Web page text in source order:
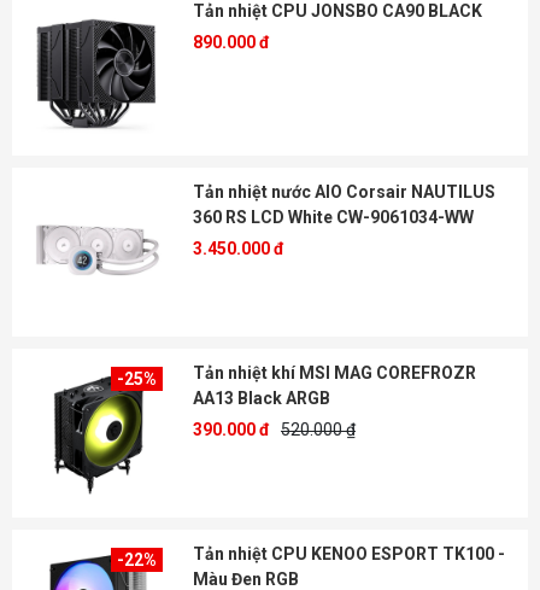
Tản nhiệt CPU JONSBO CA90 BLACK
890.000 đ
Tản nhiệt nước AIO Corsair NAUTILUS
360 RS LCD White CW-9061034-WW
3.450.000 đ
-25%
Tản nhiệt khí MSI MAG COREFROZR
AA13 Black ARGB
390.000 đ 520.000 ₫
-22%
Tản nhiệt CPU KENOO ESPORT TK100 -
Màu Đen RGB